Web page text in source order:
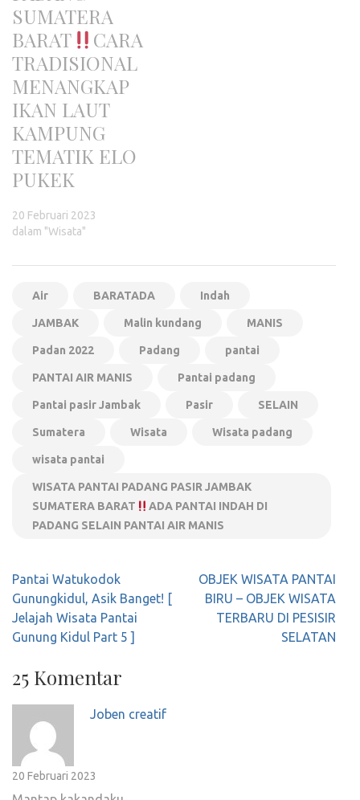
SUMATERA
BARAT
CARA
TRADISIONAL
MENANGKAP
IKAN LAUT
KAMPUNG
TEMATIK ELO
PUKEK
20 Februari 2023
dalam "Wisata"
Air BARATADA Indah
JAMBAK Malin kundang MANIS
Padan 2022 Padang pantai
PANTAI AIR MANIS Pantai padang
Pantai pasir Jambak Pasir SELAIN
Sumatera Wisata Wisata padang
wisata pantai
WISATA PANTAI PADANG PASIR JAMBAK
SUMATERA BARAT
ADA PANTAI INDAH DI
PADANG SELAIN PANTAI AIR MANIS
Navigasi
pos
Pantai Watukodok
Gunungkidul, Asik Banget! [
Jelajah Wisata Pantai
Gunung Kidul Part 5 ]
OBJEK WISATA PANTAI
BIRU – OBJEK WISATA
TERBARU DI PESISIR
SELATAN
25 Komentar
Joben creatif
20 Februari 2023